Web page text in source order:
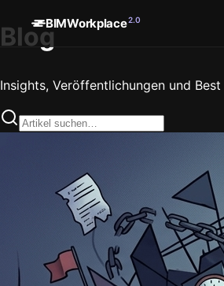
BIMWorkplace2.0
Blog
Insights, Veröffentlichungen und